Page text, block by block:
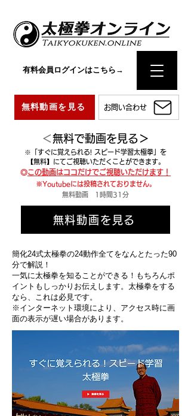
お問い合わせ
無料動画を見る
有料会員ログインはこちら→
​＜無料で動画を見る＞
※ 「すぐに覚えられる! スピード学習太極拳」を
【無料】にてご視聴いただくことができます。
​◎この動画はココだけでご視聴いただけます！
※Youtubeには投稿されておりません。
無料動画 1時間31分
無料動画を見る
簡化24式太極拳の24動作全てをなんとたった90
分で解説！
一気に太極拳を知ることができる！もちろんポ
イントもしっかりお伝えします。太極拳をする
なら、これは必見です。
​※インターネット環境により、アクセス時に画
面の表示が遅い場合があります。